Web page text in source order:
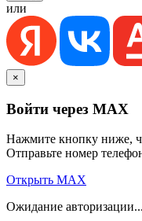
или
×
Войти через MAX
Нажмите кнопку ниже,
Отправьте номер
Открыть MAX
Ожидание авторизации...